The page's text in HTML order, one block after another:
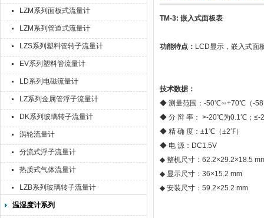
LZM系列面板式流量计
LZM系列管道式流量计
LZS系列塑料管转子流量计
EV系列塑料管流量计
LD系列电磁流量计
LZ系列金属管浮子流量计
DK系列玻璃转子流量计
涡轮流量计
分流式浮子流量计
热质式气体流量计
LZB系列玻璃转子流量计
温湿度计系列
TM-3: 嵌入式面板表
功能特点： LCD显示，嵌入式面
技术数据：
◆ 测量范围：-50℃∽+70℃（-
◆ 分 辩 率： >-20℃为0.1℃；
◆ 精 确 度：±1℃（±2℉）
◆ 电 源：DC1.5V
◆ 整机尺寸：62.2×29.2×18.5
◆ 显示尺寸：36×15.2 mm
◆ 安装尺寸：59.2×25.2 mm